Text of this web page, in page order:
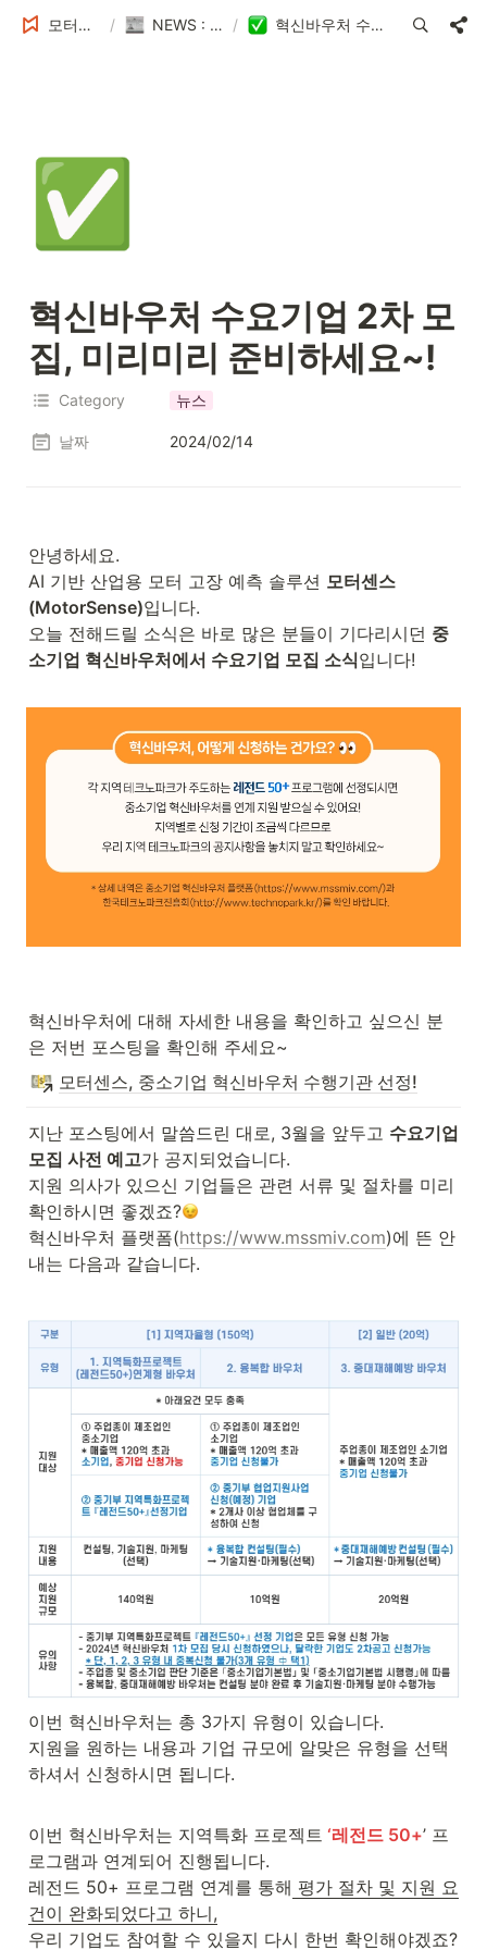
모터센스 Tech Blog / NEWS : MotorSense 최신 이슈 / 혁신바우처 수요기업 2차 모집, 미리미리 준비하세요~!
✅
혁신바우처 수요기업 2차 모
집, 미리미리 준비하세요~!
Category 뉴스
날짜 2024/02/14
안녕하세요.
AI 기반 산업용 모터 고장 예측 솔루션 모터센스
(MotorSense)입니다.
오늘 전해드릴 소식은 바로 많은 분들이 기다리시던 중
소기업 혁신바우처에서 수요기업 모집 소식입니다!
혁신바우처에 대해 자세한 내용을 확인하고 싶으신 분
은 저번 포스팅을 확인해 주세요~
모터센스, 중소기업 혁신바우처 수행기관 선정!
지난 포스팅에서 말씀드린 대로, 3월을 앞두고 수요기업
모집 사전 예고가 공지되었습니다.
지원 의사가 있으신 기업들은 관련 서류 및 절차를 미리
확인하시면 좋겠죠?
혁신바우처 플랫폼(https://www.mssmiv.com)에 뜬 안
내는 다음과 같습니다.
이번 혁신바우처는 총 3가지 유형이 있습니다.
지원을 원하는 내용과 기업 규모에 알맞은 유형을 선택
하셔서 신청하시면 됩니다.
이번 혁신바우처는 지역특화 프로젝트 ‘레전드 50+’ 프
로그램과 연계되어 진행됩니다.
레전드 50+ 프로그램 연계를 통해 평가 절차 및 지원 요
건이 완화되었다고 하니,